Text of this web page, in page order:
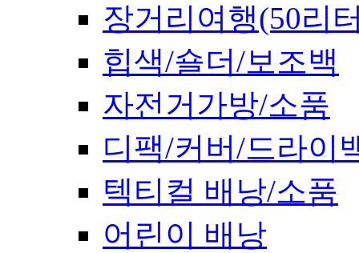
장거리여행(50리
힙색/숄더/보조백
자전거가방/소품
디팩/커버/드라이
텍티컬 배낭/소품
어린이 배낭